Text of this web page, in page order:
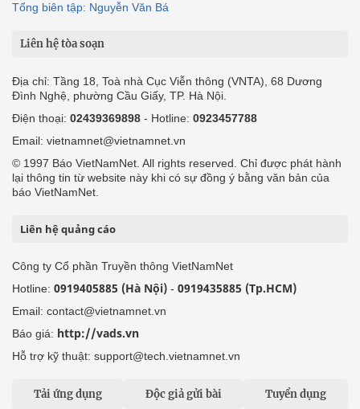
Tổng biên tập: Nguyễn Văn Bá
Liên hệ tòa soạn
Địa chỉ: Tầng 18, Toà nhà Cục Viễn thông (VNTA), 68 Dương
Đình Nghệ, phường Cầu Giấy, TP. Hà Nội.
Điện thoại: 02439369898 - Hotline: 0923457788
Email: vietnamnet@vietnamnet.vn
© 1997 Báo VietNamNet. All rights reserved. Chỉ được phát hành
lại thông tin từ website này khi có sự đồng ý bằng văn bản của
báo VietNamNet.
Liên hệ quảng cáo
Công ty Cổ phần Truyền thông VietNamNet
Hotline: 0919405885 (Hà Nội) - 0919435885 (Tp.HCM)
Email: contact@vietnamnet.vn
Báo giá: http://vads.vn
Hỗ trợ kỹ thuật: support@tech.vietnamnet.vn
Tải ứng dụng Độc giả gửi bài Tuyển dụng